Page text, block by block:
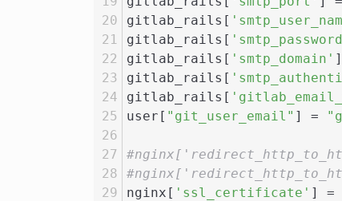
gitlab_rails[
gitlab_rails[
gitlab_rails[ 'smtp_domain'
gitlab_rails[
gitlab_rails[
user[ "git_user_email" ] =
nginx[ 'ssl_certificate' ] =